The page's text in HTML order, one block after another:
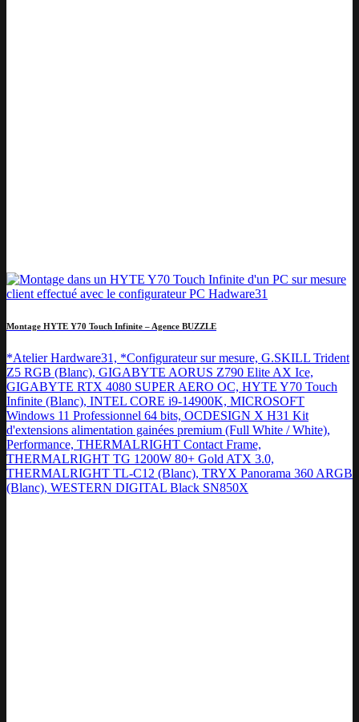
Montage HYTE Y70 Touch Infinite – Agence BUZZLE
*Atelier Hardware31, *Configurateur sur mesure, G.SKILL Trident
Z5 RGB (Blanc), GIGABYTE AORUS Z790 Elite AX Ice,
GIGABYTE RTX 4080 SUPER AERO OC, HYTE Y70 Touch
Infinite (Blanc), INTEL CORE i9-14900K, MICROSOFT
Windows 11 Professionnel 64 bits, OCDESIGN X H31 Kit
d'extensions alimentation gainées premium (Full White / White),
Performance, THERMALRIGHT Contact Frame,
THERMALRIGHT TG 1200W 80+ Gold ATX 3.0,
THERMALRIGHT TL-C12 (Blanc), TRYX Panorama 360 ARGB
(Blanc), WESTERN DIGITAL Black SN850X